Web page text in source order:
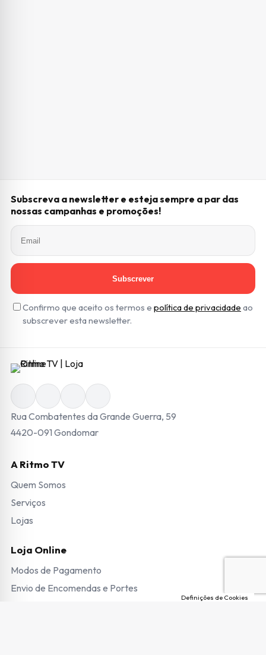
Subscreva a newsletter e esteja sempre a par das
nossas campanhas e promoções!
Subscrever
Confirmo que aceito os termos e política de privacidade ao
subscrever esta newsletter.
Rua Combatentes da Grande Guerra, 59
4420-091 Gondomar
A Ritmo TV
Quem Somos
Serviços
Lojas
Loja Online
Modos de Pagamento
Envio de Encomendas e Portes
Definições de Cookies